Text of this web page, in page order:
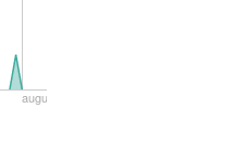
august